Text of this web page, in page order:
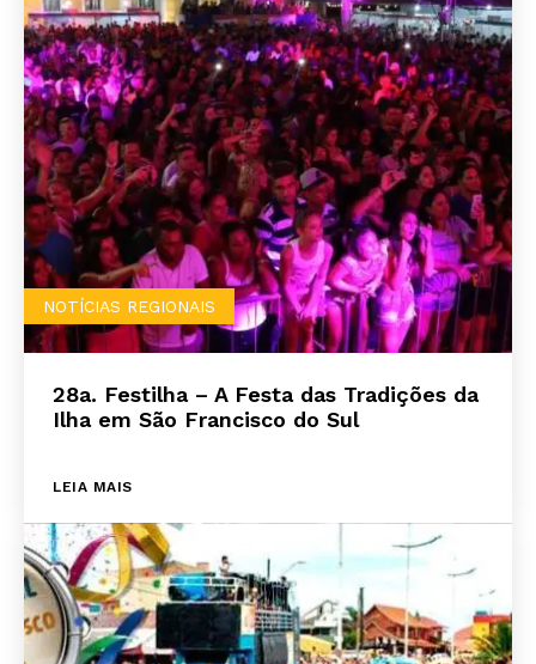
NOTÍCIAS REGIONAIS
28a. Festilha – A Festa das Tradições da
Ilha em São Francisco do Sul
LEIA MAIS